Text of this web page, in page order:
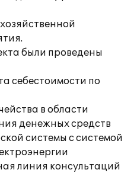
были проведены
себестоимости по
в области
денежных средств
системы с системой
линия консультаций